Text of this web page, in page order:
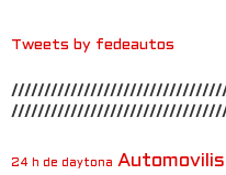
Tweets by fedeautos
24 h de daytona